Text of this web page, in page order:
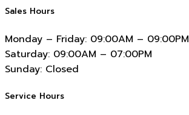
Sales Hours
Monday – Friday: 09:00AM – 09:00PM
Saturday: 09:00AM – 07:00PM
Sunday: Closed
Service Hours